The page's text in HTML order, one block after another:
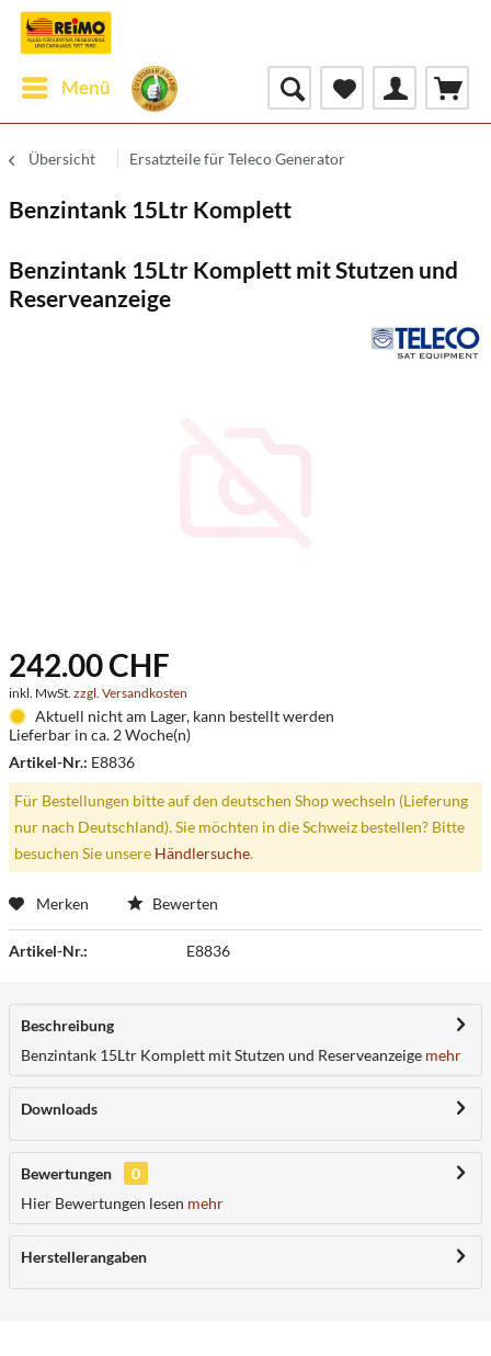
Menü
Übersicht Ersatzteile für Teleco Generator
Benzintank 15Ltr Komplett
Benzintank 15Ltr Komplett mit Stutzen und
Reserveanzeige
242.00 CHF
inkl. MwSt. zzgl. Versandkosten
Aktuell nicht am Lager, kann bestellt werden
Lieferbar in ca. 2 Woche(n)
Artikel-Nr.: E8836
Für Bestellungen bitte auf den deutschen Shop wechseln (Lieferung
nur nach Deutschland). Sie möchten in die Schweiz bestellen? Bitte
besuchen Sie unsere Händlersuche.
Merken Bewerten
Artikel-Nr.: E8836
Beschreibung
Benzintank 15Ltr Komplett mit Stutzen und Reserveanzeige mehr
Downloads
Bewertungen
0
Hier Bewertungen lesen mehr
Herstellerangaben